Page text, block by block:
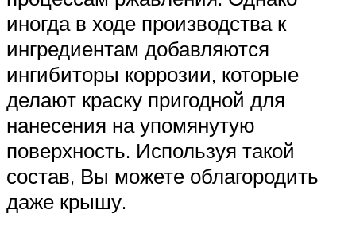
иногда в ходе производства к
ингредиентам добавляются
ингибиторы коррозии, которые
делают краску пригодной для
нанесения на упомянутую
поверхность. Используя такой
состав, Вы можете облагородить
даже крышу.